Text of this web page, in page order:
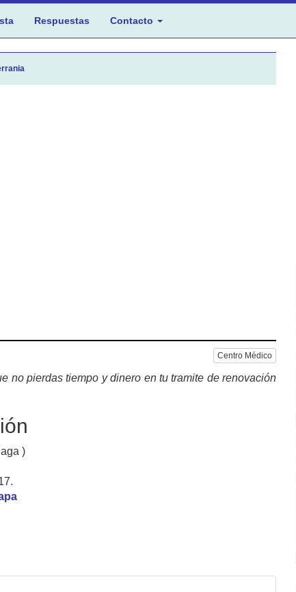
Respuestas Contacto
Centro Médico
no pierdas tiempo y dinero en tu tramite de renovación
)